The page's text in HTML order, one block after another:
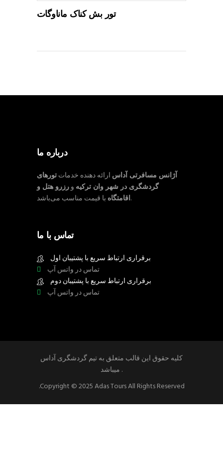
تور بش کناک ماناوگات
درباره ما
آژانس مسافرتی آداس ارائه دهنده خدماتتورهای
گردشگری در شهر وان ترکیه ورزرو هتل و
اقامتگاهبا قیمت مناسب می‌باشد.
تماس با ما
برقراری ارتباط سریع با پشتیبان اول
تماس در واتس آپ
برقراری ارتباط سریع با پشتیبان دوم
تماس در واتس آپ
کلیه حقوق این قالب متعلق به تیم گردشگری آداس
میباشد .
.Copyright © 2025 Adas Tours All Rights Reserved